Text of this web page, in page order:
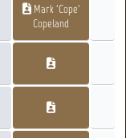
Mark 'Cope'
Copeland